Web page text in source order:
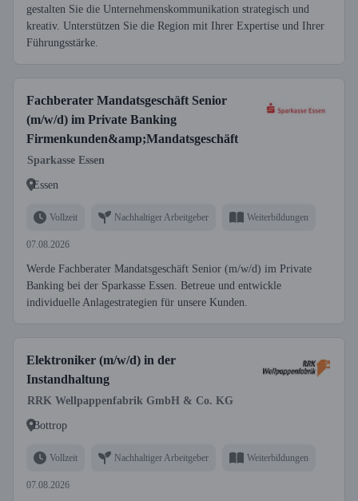
gestalten Sie die Unternehmenskommunikation strategisch und
kreativ. Unterstützen Sie die Region mit Ihrer Expertise und Ihrer
Führungsstärke.
Fachberater Mandatsgeschäft Senior
(m/w/d) im Private Banking
Firmenkunden&amp;Mandatsgeschäft
Sparkasse Essen
Essen
Vollzeit Nachhaltiger Arbeitgeber Weiterbildungen
07.08.2026
Werde Fachberater Mandatsgeschäft Senior (m/w/d) im Private
Banking bei der Sparkasse Essen. Betreue und entwickle
individuelle Anlagestrategien für unsere Kunden.
Elektroniker (m/w/d) in der
Instandhaltung
RRK Wellpappenfabrik GmbH & Co. KG
Bottrop
Vollzeit Nachhaltiger Arbeitgeber Weiterbildungen
07.08.2026